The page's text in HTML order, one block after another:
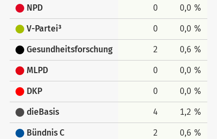
NPD 0 0,0 %
V-Partei³ 0 0,0 %
Gesundheitsforschung 2 0,6 %
MLPD 0 0,0 %
DKP 0 0,0 %
dieBasis 4 1,2 %
Bündnis C 2 0,6 %